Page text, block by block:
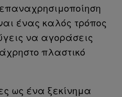
ένας καλός τρόπος
να αγοράσεις
πλαστικό
ως ένα ξεκίνημα